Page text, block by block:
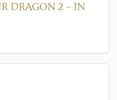
DRAGON 2 – IN